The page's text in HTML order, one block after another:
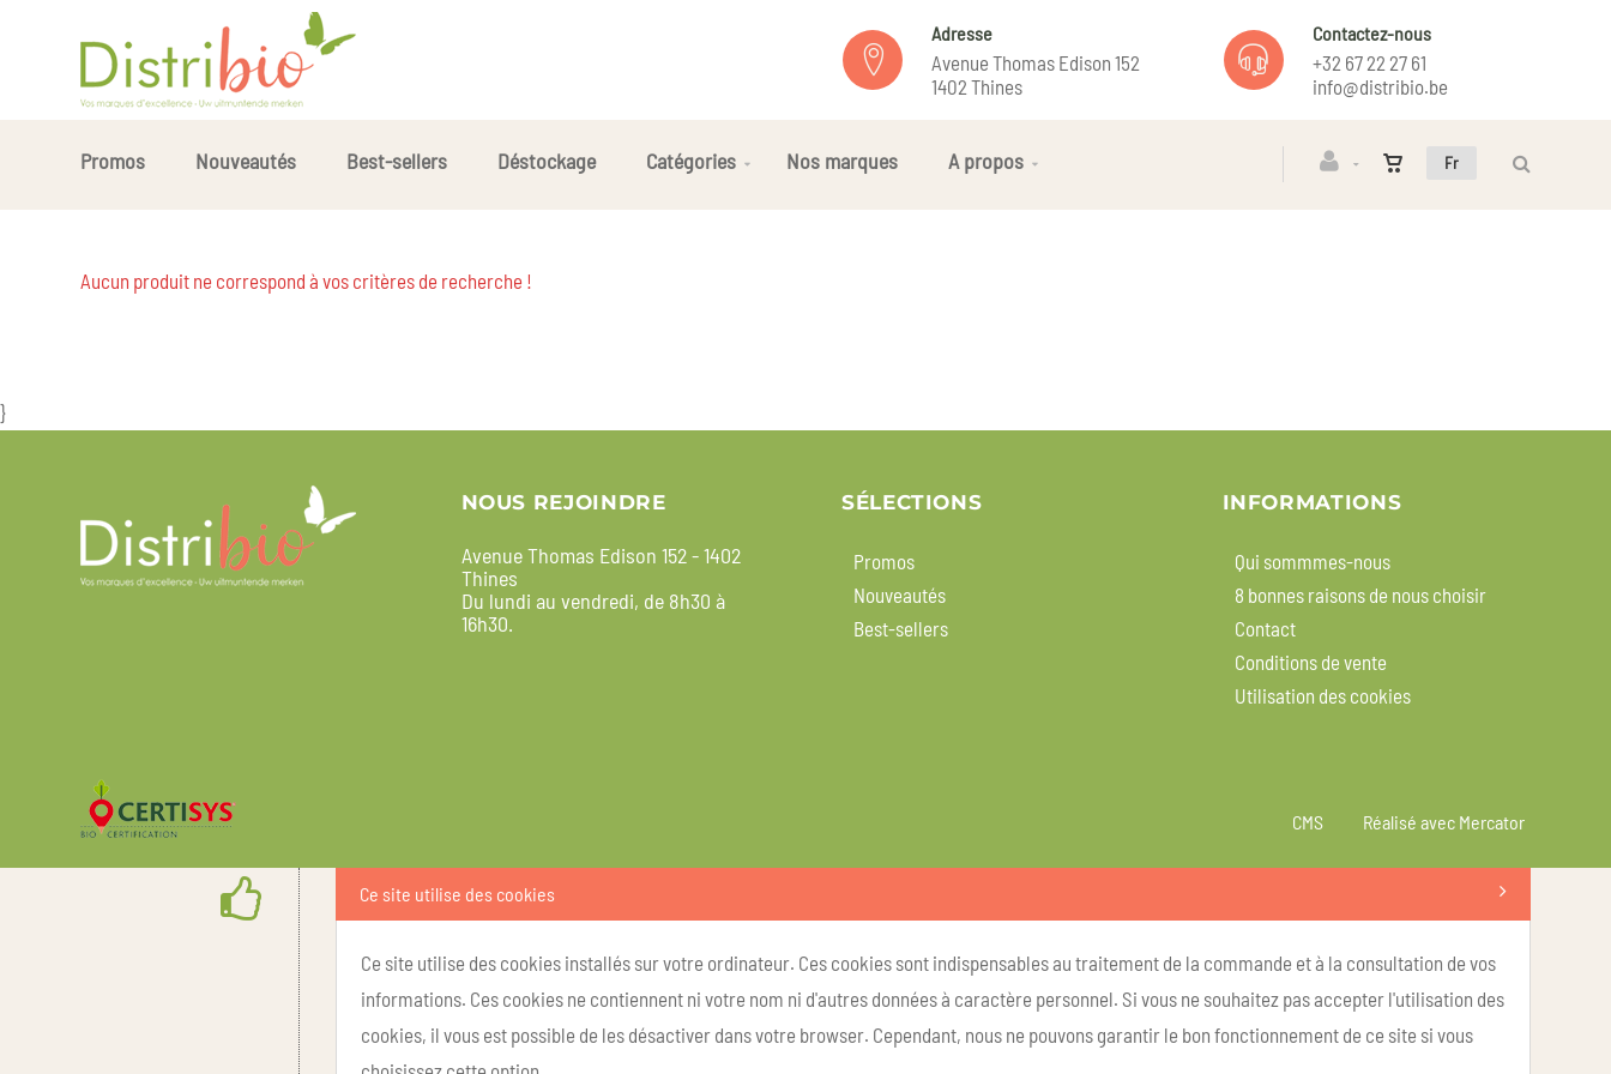
Adresse
Avenue Thomas Edison 152
1402 Thines
Contactez-nous
+32 67 22 27 61
info@distribio.be
Fr
Promos Nouveautés Best-sellers Déstockage Catégories Nos marques A propos
Aucun produit ne correspond à vos critères de recherche !
}
NOUS REJOINDRE
Avenue Thomas Edison 152 - 1402
Thines
Du lundi au vendredi, de 8h30 à
16h30.
SÉLECTIONS
Promos
Nouveautés
Best-sellers
INFORMATIONS
Qui sommmes-nous
8 bonnes raisons de nous choisir
Contact
Conditions de vente
Utilisation des cookies
CMS Réalisé avec Mercator
Ce site utilise des cookies
Ce site utilise des cookies installés sur votre ordinateur. Ces cookies sont indispensables au traitement de la commande et à la consultation de vos
informations. Ces cookies ne contiennent ni votre nom ni d'autres données à caractère personnel. Si vous ne souhaitez pas accepter l'utilisation des
cookies, il vous est possible de les désactiver dans votre browser. Cependant, nous ne pouvons garantir le bon fonctionnement de ce site si vous